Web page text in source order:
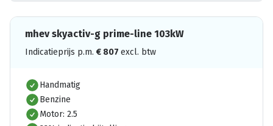
mhev skyactiv-g prime-line 103kW
Indicatieprijs p.m. € 807 excl. btw
Handmatig
Benzine
Motor: 2.5